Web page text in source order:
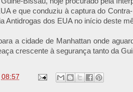
e que conduziu à captura do
Antidrogas dos EUA no início deste
a cidade de Manhattan onde
crescente à segurança tanto da
08:57